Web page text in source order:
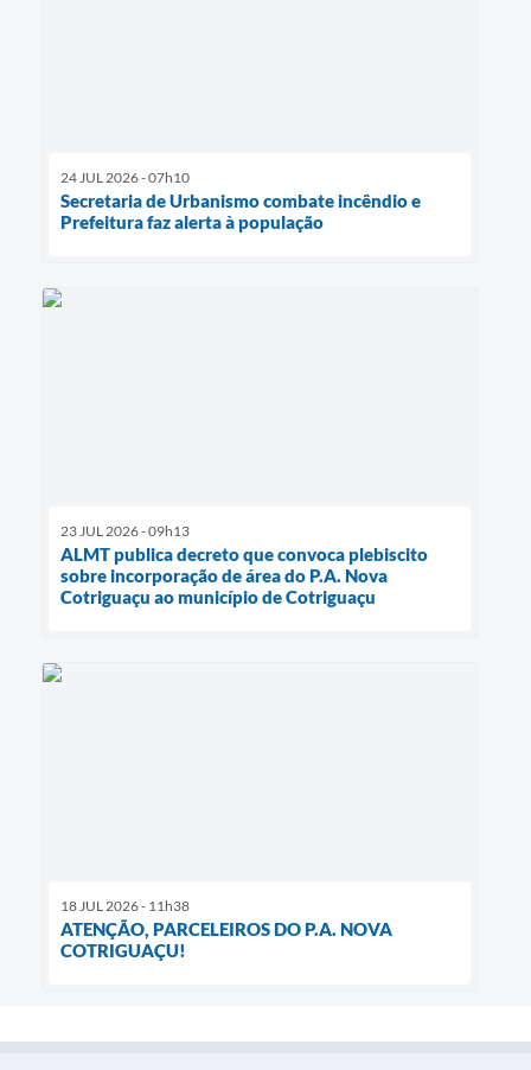
24 JUL 2026 - 07h10
Secretaria de Urbanismo combate incêndio e
Prefeitura faz alerta à população
23 JUL 2026 - 09h13
ALMT publica decreto que convoca plebiscito
sobre incorporação de área do P.A. Nova
Cotriguaçu ao município de Cotriguaçu
18 JUL 2026 - 11h38
ATENÇÃO, PARCELEIROS DO P.A. NOVA
COTRIGUAÇU!